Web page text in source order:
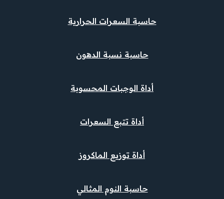
حاسبة السعرات الحرارية
حاسبة نسبة الدهون
أداة الوجبات المحسوبة
أداة تتبع السعرات
أداة توزيع الماكروز
حاسبة النوم المثالي